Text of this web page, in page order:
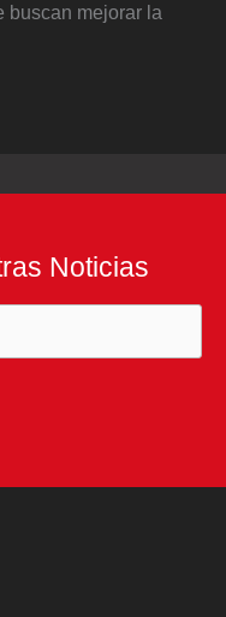
buscan mejorar la
Noticias